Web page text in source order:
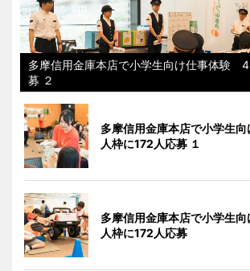
多摩信用金庫本店で小学生向け仕事体験
募 ２
多摩信用金庫本店で小学生
人枠に172人応募 １
多摩信用金庫本店で小学生
人枠に172人応募